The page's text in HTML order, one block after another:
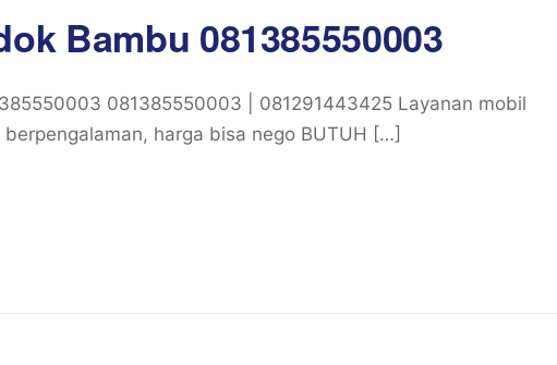
Bambu 081385550003
081385550003 | 081291443425 Layanan mobil
harga bisa nego BUTUH […]